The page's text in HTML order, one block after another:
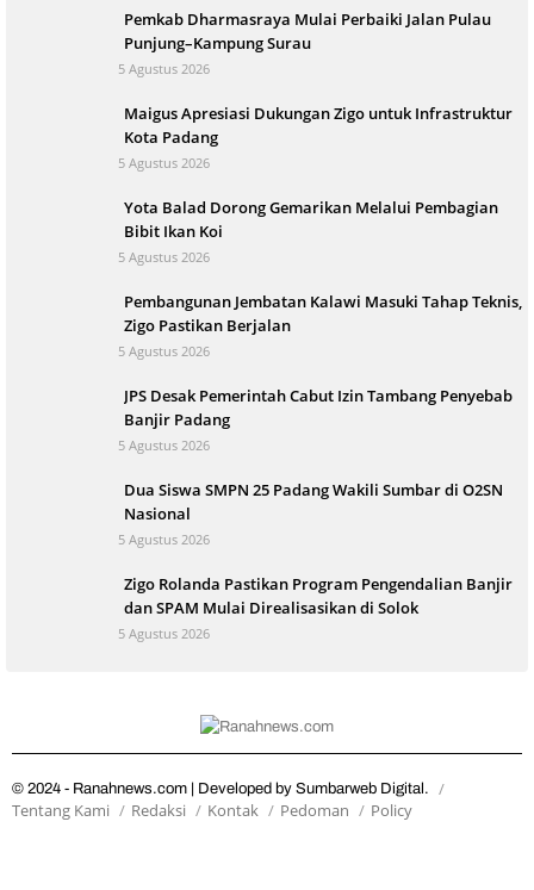
Pemkab Dharmasraya Mulai Perbaiki Jalan Pulau
Punjung–Kampung Surau
5 Agustus 2026
Maigus Apresiasi Dukungan Zigo untuk Infrastruktur
Kota Padang
5 Agustus 2026
Yota Balad Dorong Gemarikan Melalui Pembagian
Bibit Ikan Koi
5 Agustus 2026
Pembangunan Jembatan Kalawi Masuki Tahap Teknis,
Zigo Pastikan Berjalan
5 Agustus 2026
JPS Desak Pemerintah Cabut Izin Tambang Penyebab
Banjir Padang
5 Agustus 2026
Dua Siswa SMPN 25 Padang Wakili Sumbar di O2SN
Nasional
5 Agustus 2026
Zigo Rolanda Pastikan Program Pengendalian Banjir
dan SPAM Mulai Direalisasikan di Solok
5 Agustus 2026
© 2024 - Ranahnews.com | Developed by Sumbarweb Digital.
Tentang Kami Redaksi Kontak Pedoman Policy